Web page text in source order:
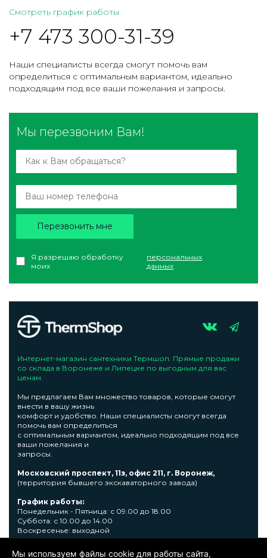
Смотреть график работы
+7 473 300-31-39
Наши специалисты всегда смогут помочь вам
определиться с оптимальным вариантом, идеально
подходящим под все ваши пожелания и запросы.
Мы перезвоним Вам!
Я разрешаю обработку
моих
персональных
данных
Перезвонить мне
Интернет-магазин сантехники Термшоп. Прямые продажи
со склада в Воронеже и Липецке по выгодным для вас
ценам.
Мы предлагаем Вам множество товаров, которые смогут
внести в вашу жизнь
комфорт и удобство. Наши специалисты смогут всегда
помочь вам определиться
с оптимальным вариантом, идеально подходящим под все
ваши пожелания и
запросы.
Московский проспект, 11з, офис 211, г. Воронеж,
(территория бывшего экскаваторного завода)
График работы:
Понедельник - Пятница: с 09.00 до 18.00
Суббота: с 10.00 до 14.00
Воскресенье: выходной
Узнать подробную информациювы сможете по телефону +7
Мы используем файлы cookie для работы сайта,